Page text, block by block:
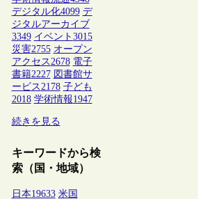
デジタル化4099 デ
ジタルアーカイブ
3349 イベント 3015
災害2755 オープン
アクセス2678 電子
書籍2227 図書館サ
ービス2178 子ども
2018 学術情報1947
続きを見る
キーワードから検
索（国・地域）
日本19633 米国